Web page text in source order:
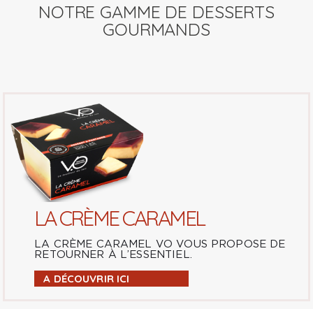
NOTRE GAMME DE DESSERTS
GOURMANDS
LA CRÈME CARAMEL
LA CRÈME CARAMEL VO VOUS PROPOSE DE
RETOURNER À L’ESSENTIEL.
A DÉCOUVRIR ICI